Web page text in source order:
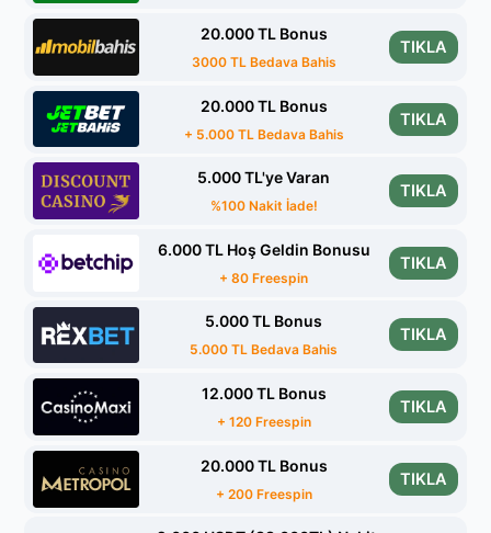
20.000 TL Bonus
3000 TL Bedava Bahis
TIKLA
20.000 TL Bonus
+ 5.000 TL Bedava Bahis
TIKLA
5.000 TL'ye Varan
%100 Nakit İade!
TIKLA
6.000 TL Hoş Geldin Bonusu
+ 80 Freespin
TIKLA
5.000 TL Bonus
5.000 TL Bedava Bahis
TIKLA
12.000 TL Bonus
+ 120 Freespin
TIKLA
20.000 TL Bonus
+ 200 Freespin
TIKLA